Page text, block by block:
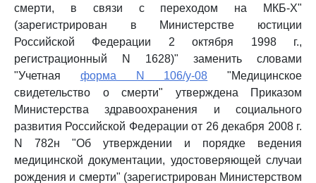
смерти, в связи с переходом на МКБ-Х"
(зарегистрирован в Министерстве юстиции
Российской Федерации 2 октября 1998 г.,
регистрационный N 1628)" заменить словами
"Учетная форма N 106/у-08 "Медицинское
свидетельство о смерти" утверждена Приказом
Министерства здравоохранения и социального
развития Российской Федерации от 26 декабря 2008 г.
N 782н "Об утверждении и порядке ведения
медицинской документации, удостоверяющей случаи
рождения и смерти" (зарегистрирован Министерством